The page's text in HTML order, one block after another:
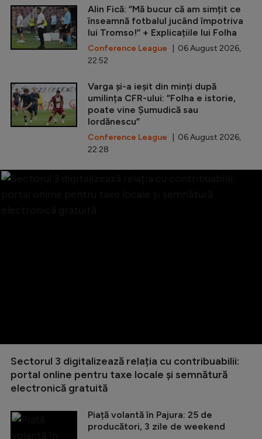
Alin Fică: ”Mă bucur că am simțit ce
înseamnă fotbalul jucând împotriva
lui Tromso!” + Explicațiile lui Folha
Conference League | 06 August 2026,
22:52
Varga și-a ieșit din minți după
umilința CFR-ului: ”Folha e istorie,
poate vine Șumudică sau
Iordănescu”
Conference League | 06 August 2026,
22:28
Sectorul 3 digitalizează relația cu contribuabilii:
portal online pentru taxe locale și semnătură
electronică gratuită
Piață volantă în Pajura: 25 de
producători, 3 zile de weekend